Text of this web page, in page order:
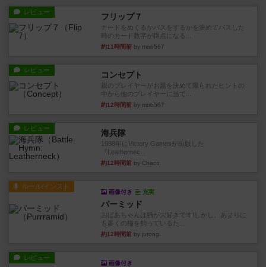
レビュー フリップ７
カードをめくるかパスをするかを決めてパスした
時のカード数字が得点になる...
約11時間前 by mob567
レビュー コンセプト
親のプレイヤーがお題を決めて限られたヒントの
中から他のプレイヤーに当て...
約12時間前 by mob567
レビュー 海兵隊
1988年にVictory Gamesが出版した
『Leathernec...
約12時間前 by Chaco
ルール/インスト
画像付き 充実
パーミッド
おばあちゃんは猫が大好きです!しかし、あまりに
も多くの猫を飼っているた...
約12時間前 by jurong
レビュー
画像付き